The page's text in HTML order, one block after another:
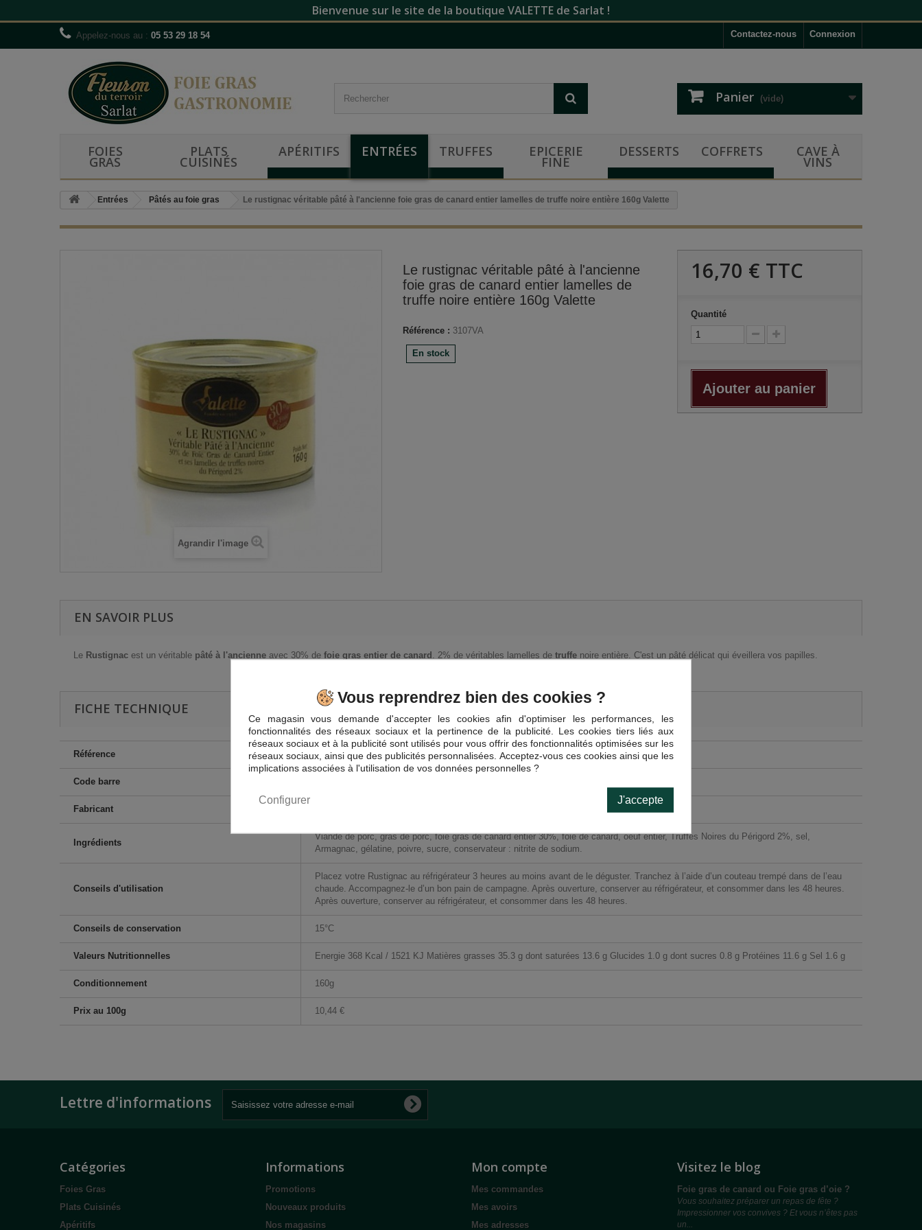
Bienvenue sur le site de la boutique VALETTE de Sarlat !
Connexion
Contactez-nous
Appelez-nous au : 05 53 29 18 54
Panier (vide)
FOIES
GRAS
PLATS
CUISINÉS
APÉRITIFS ENTRÉES TRUFFES EPICERIE
FINE
DESSERTS COFFRETS CAVE À
VINS
Entrées Pâtés au foie gras Le rustignac véritable pâté à l'ancienne foie gras de canard entier lamelles de truffe noire entière 160g Valette
Agrandir l'image
Le rustignac véritable pâté à l'ancienne
foie gras de canard entier lamelles de
truffe noire entière 160g Valette
Référence : 3107VA
En stock
16,70 € TTC
Quantité
Ajouter au panier
EN SAVOIR PLUS
Le Rustignac est un véritable pâté à l'ancienne avec 30% de foie gras entier de canard . 2% de véritables lamelles de truffe noire entière. C'est un pâté délicat qui éveillera vos papilles.
FICHE TECHNIQUE
Référence 3107VA
Code barre
Fabricant
Ingrédients
Viande de porc, gras de porc, foie gras de canard entier 30%, foie de canard, oeuf entier, Truffes Noires du Périgord 2%, sel,
Armagnac, gélatine, poivre, sucre, conservateur : nitrite de sodium.
Conseils d'utilisation
Placez votre Rustignac au réfrigérateur 3 heures au moins avant de le déguster. Tranchez à l’aide d’un couteau trempé dans de l’eau
chaude. Accompagnez-le d’un bon pain de campagne. Après ouverture, conserver au réfrigérateur, et consommer dans les 48 heures.
Après ouverture, conserver au réfrigérateur, et consommer dans les 48 heures.
Conseils de conservation 15°C
Valeurs Nutritionnelles Energie 368 Kcal / 1521 KJ Matières grasses 35.3 g dont saturées 13.6 g Glucides 1.0 g dont sucres 0.8 g Protéines 11.6 g Sel 1.6 g
Conditionnement 160g
Prix au 100g 10,44 €
Lettre d'informations
Catégories
Foies Gras
Plats Cuisinés
Apéritifs
Informations
Promotions
Nouveaux produits
Nos magasins
Mon compte
Mes commandes
Mes avoirs
Mes adresses
Visitez le blog
Foie gras de canard ou Foie gras d’oie ?
Vous souhaitez préparer un repas de fête ?
Impressionner vos convives ? Et vous n’êtes pas
un...
Vous reprendrez bien des cookies ?
Ce magasin vous demande d'accepter les cookies afin d'optimiser les performances, les
fonctionnalités des réseaux sociaux et la pertinence de la publicité. Les cookies tiers liés aux
réseaux sociaux et à la publicité sont utilisés pour vous offrir des fonctionnalités optimisées sur les
réseaux sociaux, ainsi que des publicités personnalisées. Acceptez-vous ces cookies ainsi que les
implications associées à l'utilisation de vos données personnelles ?
J'accepte
Configurer